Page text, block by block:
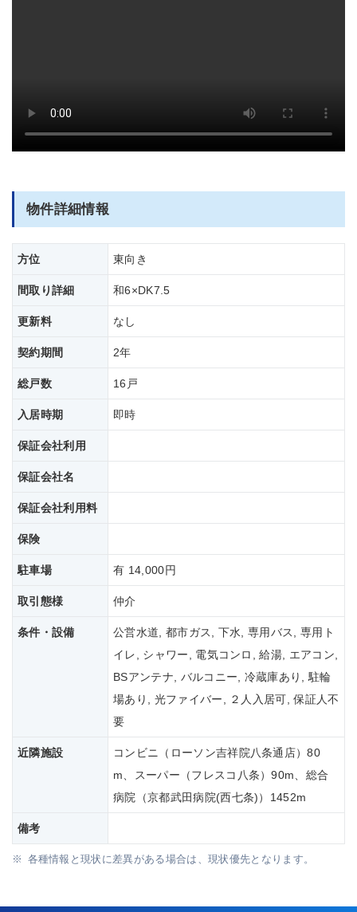
部屋全体
物件詳細情報
方位 東向き
間取り詳細 和6×DK7.5
更新料 なし
契約期間 2年
総戸数 16戸
入居時期 即時
保証会社利用
保証会社名
保証会社利用料
保険
駐車場 有 14,000円
取引態様 仲介
条件・設備
公営水道, 都市ガス, 下水, 専用バス, 専用ト
イレ, シャワー, 電気コンロ, 給湯, エアコン,
BSアンテナ, バルコニー, 冷蔵庫あり, 駐輪
場あり, 光ファイバー, ２人入居可, 保証人不
要
近隣施設
コンビニ（ローソン吉祥院八条通店）80
m、スーパー（フレスコ八条）90m、総合
病院（京都武田病院(西七条)）1452m
備考
各種情報と現状に差異がある場合は、現状優先となります。